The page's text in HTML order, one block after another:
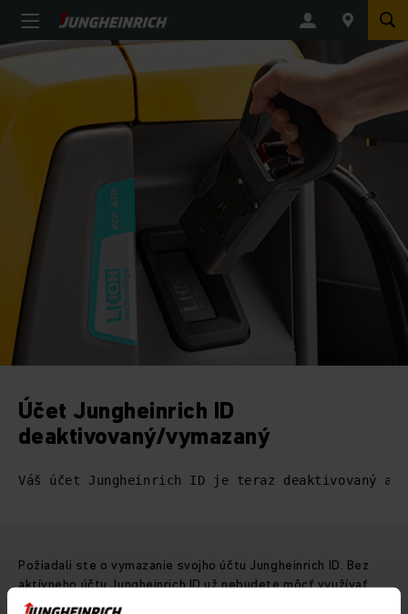
Účet Jungheinrich ID
deaktivovaný/vymazaný
Váš účet Jungheinrich ID je teraz deaktivovaný a
Požiadali ste o vymazanie svojho účtu Jungheinrich ID. Bez
aktívneho účtu Jungheinrich ID už nebudete môcť využívať
mnohé z našich digitálnych služieb.